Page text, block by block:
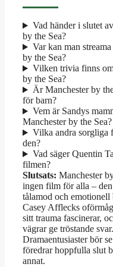
Vad händer i slutet
by the Sea?
Var kan man
by the Sea?
Vilken trivia finns
by the Sea?
Är Manchester by
för barn?
Vem är Sandys
Manchester by the Sea?
Vilka andra sorgliga
den?
Vad säger Quentin
filmen?
Slutsats: Manchester
ingen film för alla –
tålamod och emotionell
Casey Afflecks
sitt trauma fascinerar,
vägrar ge tröstande svar.
Dramaentusiaster bör
föredrar hoppfulla slut
annat.